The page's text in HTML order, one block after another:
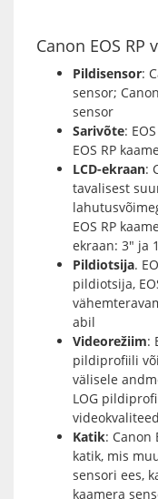
Canon EOS RP
Pildisensor:
sensor;
sensor
Sarivõte:
EOS RP
LCD-ekraan:
tavalisest
EOS RP
ekraan: 3″ ja
Pildiotsija.
pildiotsija,
abil
Videorežiim:
pildiprofiili
välisele
LOG
Katik: Canon
katik, mis
sensori ees,
kaamera